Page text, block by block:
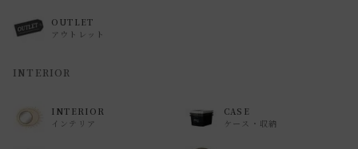
OUTLET
アウトレット
INTERIOR
INTERIOR
インテリア
CASE
ケース・収納